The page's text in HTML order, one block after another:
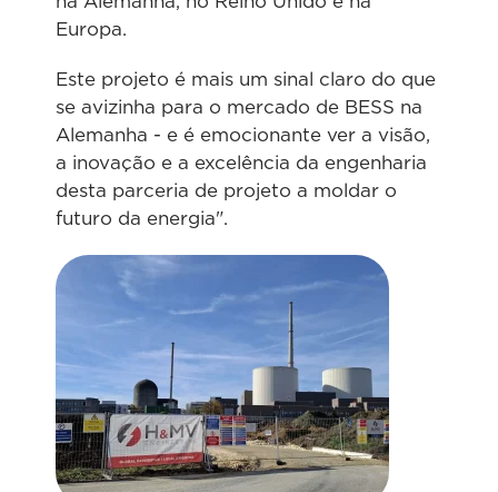
Europa.
Este projeto é mais um sinal claro do que
se avizinha para o mercado de BESS na
Alemanha - e é emocionante ver a visão,
a inovação e a excelência da engenharia
desta parceria de projeto a moldar o
futuro da energia".